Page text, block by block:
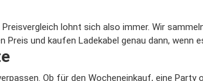
lohnt sich also immer. Wir
Preis und kaufen Ladekabel genau dann, wenn
Ob für den Wocheneinkauf, eine